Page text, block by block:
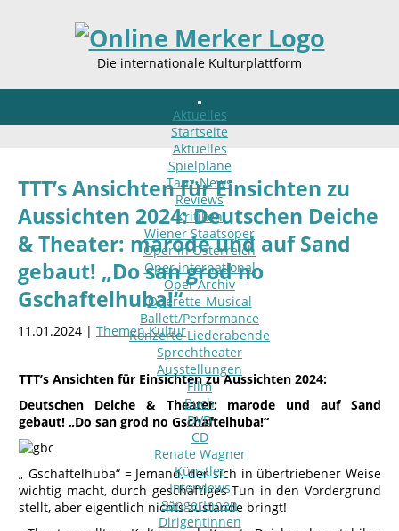
Die internationale Kulturplattform
Aktuelles
Startseite
Aktuelles
Spielpläne
Tanz-News
Reviews
Kritiken
Wiener Staatsoper
Oper in Österreich
Oper international
Oper Archiv
Operette-Musical
Ballett/Performance
Konzerte-Liederabende
Sprechtheater
Ausstellungen
Film
Buch
DVD
CD
Renate Wagner
Künstler
Interviews
SängerInnen
DirigentInnen
TTT’s Ansichten für Einsichten zu
Aussichten 2024: Deutschen Deiche
& Theater: marode und auf Sand
gebaut! „Do san grod no
Gschaftelhuba!“
11.01.2024 | Themen Kultur
TTT’s Ansichten für Einsichten zu Aussichten 2024:
Deutschen Deiche & Theater: marode und auf Sand
gebaut! „Do san grod no Gschaftelhuba!“
„ Gschaftelhuba“ = Jemand, der sich in übertriebener Weise
wichtig macht, durch geschäftiges Tun in den Vordergrund
stellt, aber eigentlich nichts zustande bringt!